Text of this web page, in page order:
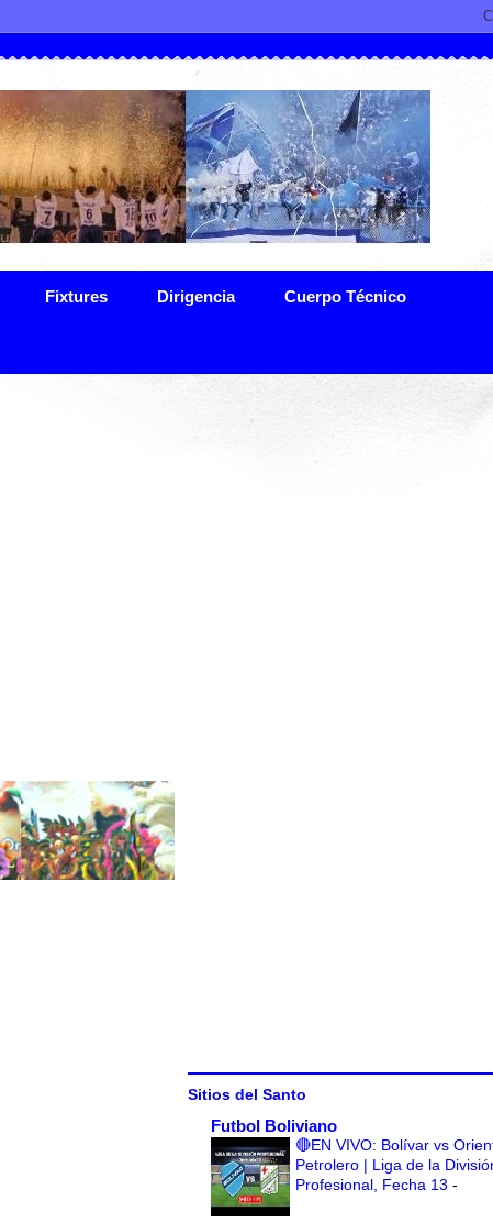
Fixtures Dirigencia Cuerpo Técnico
Sitios del Santo
Futbol Boliviano
🔴EN VIVO: Bolívar vs
Petrolero | Liga de la
Profesional, Fecha 13 -